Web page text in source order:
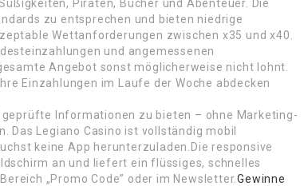
Piraten, Bücher und Abenteuer. Die
zu entsprechen und bieten niedrige
Wettanforderungen zwischen x35 und x40.
und angemessenen
Angebot sonst möglicherweise nicht lohnt.
Einzahlungen im Laufe der Woche abdecken
Informationen zu bieten – ohne Marketing-
Das Legiano Casino ist vollständig mobil
keine App herunterzuladen.Die responsive
an und liefert ein flüssiges, schnelles
„Promo Code” oder im Newsletter.Gewinne